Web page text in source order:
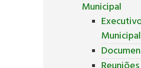
Municipal
Municipal